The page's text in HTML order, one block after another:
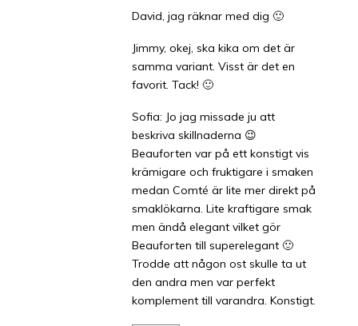
David, jag räknar med dig 🙂
Jimmy, okej, ska kika om det är
samma variant. Visst är det en
favorit. Tack! 🙂
Sofia: Jo jag missade ju att
beskriva skillnaderna 😉
Beauforten var på ett konstigt vis
krämigare och fruktigare i smaken
medan Comté är lite mer direkt på
smaklökarna. Lite kraftigare smak
men ändå elegant vilket gör
Beauforten till superelegant 🙂
Trodde att någon ost skulle ta ut
den andra men var perfekt
komplement till varandra. Konstigt.